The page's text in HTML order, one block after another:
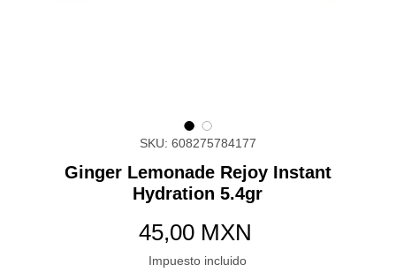
SKU: 608275784177
Ginger Lemonade Rejoy Instant
Hydration 5.4gr
45,00 MXN
Impuesto incluido